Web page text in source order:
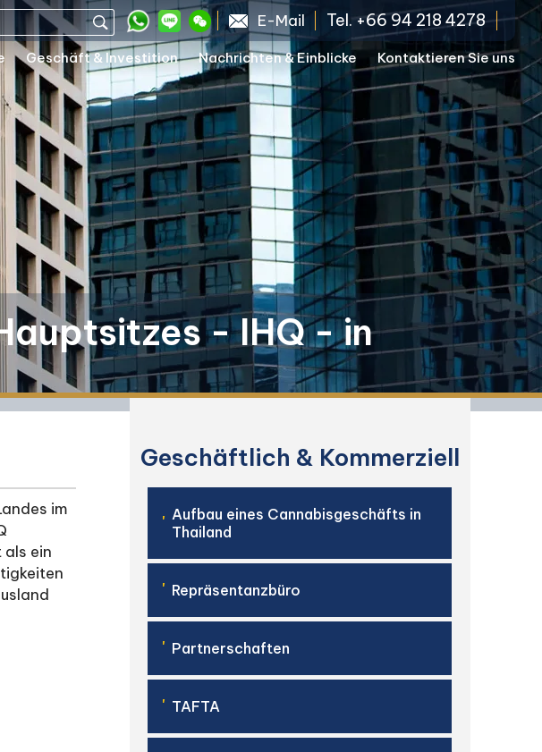
E-Mail Tel. +66 94 218 4278
Geschäft & Investition Nachrichten & Einblicke Kontaktieren Sie uns
- IHQ - in
im
ein
Geschäftlich & Kommerziell
' Aufbau eines Cannabisgeschäfts in
Thailand
' Repräsentanzbüro
' Partnerschaften
' TAFTA